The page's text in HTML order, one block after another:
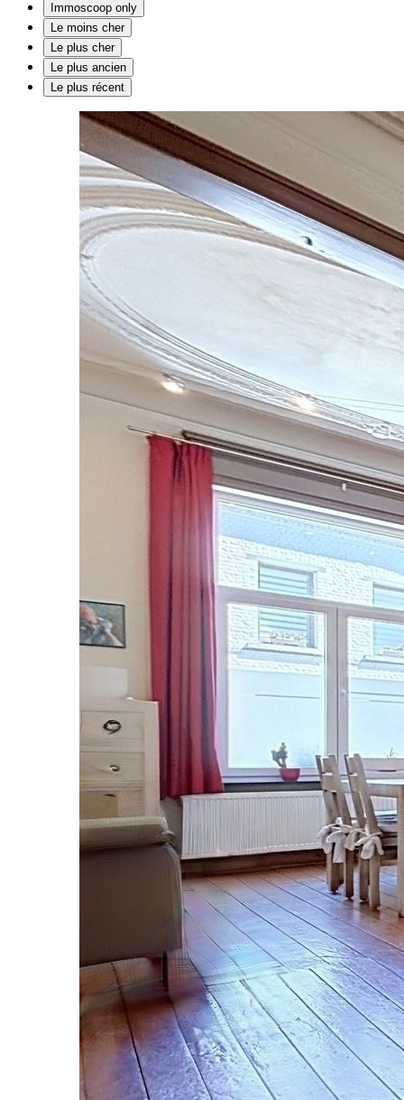
Immoscoop only
Le moins cher
Le plus cher
Le plus ancien
Le plus récent